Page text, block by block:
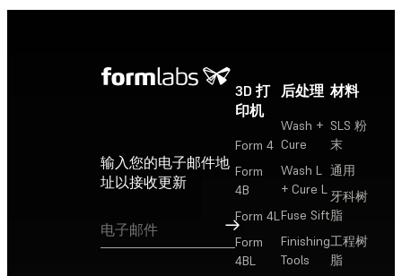
输入您的电子邮件地
址以接收更新
订阅
3D 打
印机
Form 4
Form
4B
Form 4L
Form
4BL
后处理
Wash +
Cure
Wash L
+ Cure L
Fuse Sift
Finishing
Tools
材料
SLS 粉
末
通用
牙科树
脂
工程树
脂